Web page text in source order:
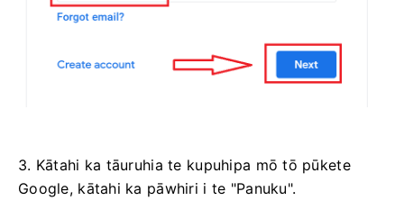
3. Kātahi ka tāuruhia te kupuhipa mō tō pūkete
Google, kātahi ka pāwhiri i te "Panuku".